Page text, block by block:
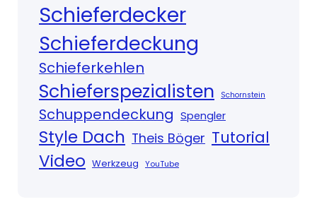
Schieferdecker
Schieferdeckung
Schieferkehlen
Schieferspezialisten Schornstein
Schuppendeckung Spengler
Style Dach Theis Böger Tutorial
Video Werkzeug YouTube